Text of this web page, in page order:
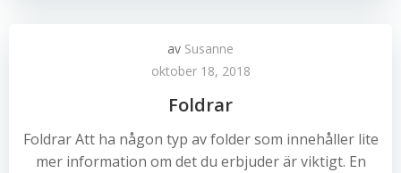
av Susanne
oktober 18, 2018
Foldrar
Foldrar Att ha någon typ av folder som innehåller lite
mer information om det du erbjuder är viktigt. En